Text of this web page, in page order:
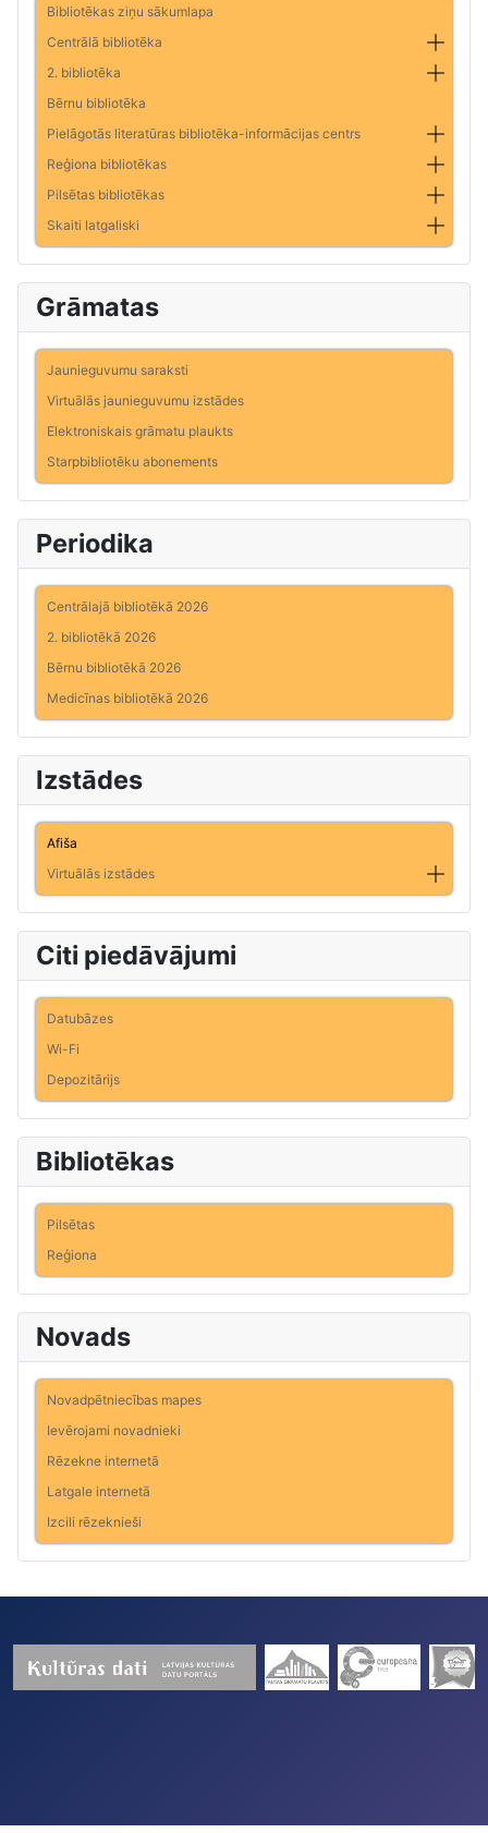
Bibliotēkas ziņu sākumlapa
Centrālā bibliotēka
2. bibliotēka
Bērnu bibliotēka
Pielāgotās literatūras bibliotēka-informācijas centrs
Reģiona bibliotēkas
Pilsētas bibliotēkas
Skaiti latgaliski
Grāmatas
Jaunieguvumu saraksti
Virtuālās jaunieguvumu izstādes
Elektroniskais grāmatu plaukts
Starpbibliotēku abonements
Periodika
Centrālajā bibliotēkā 2026
2. bibliotēkā 2026
Bērnu bibliotēkā 2026
Medicīnas bibliotēkā 2026
Izstādes
Afiša
Virtuālās izstādes
Citi piedāvājumi
Datubāzes
Wi-Fi
Depozitārijs
Bibliotēkas
Pilsētas
Reģiona
Novads
Novadpētniecības mapes
Ievērojami novadnieki
Rēzekne internetā
Latgale internetā
Izcili rēzeknieši